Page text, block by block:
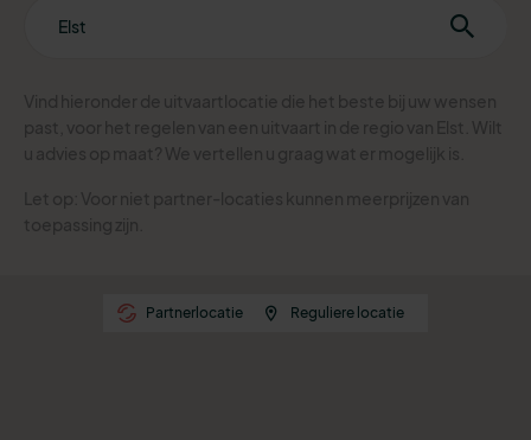
Partnerlocatie Reguliere locatie